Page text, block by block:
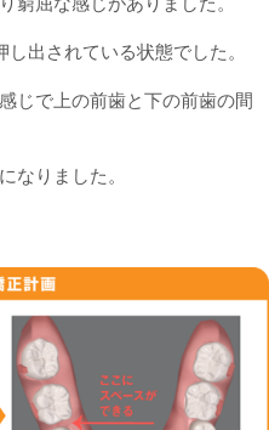
出されている状態でした。
じで上の前歯と下の前歯の間
なりました。